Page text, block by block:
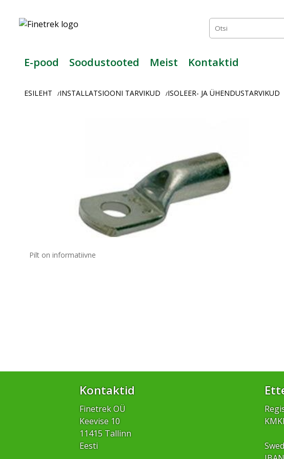
Usaldusväärne
tööstusautomaatika
E-pood Soodustooted Meist Kontaktid
ESILEHT /INSTALLATSIOONI TARVIKUD /ISOLEER- JA ÜHENDUSTARVIKUD
Pilt on informatiivne
Kontaktid
Finetrek OÜ
Keevise 10
11415 Tallinn
Eesti